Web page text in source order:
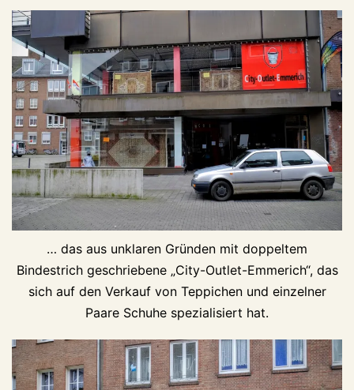
… das aus unklaren Gründen mit doppeltem
Bindestrich geschriebene „City-Outlet-Emmerich“, das
sich auf den Verkauf von Teppichen und einzelner
Paare Schuhe spezialisiert hat.